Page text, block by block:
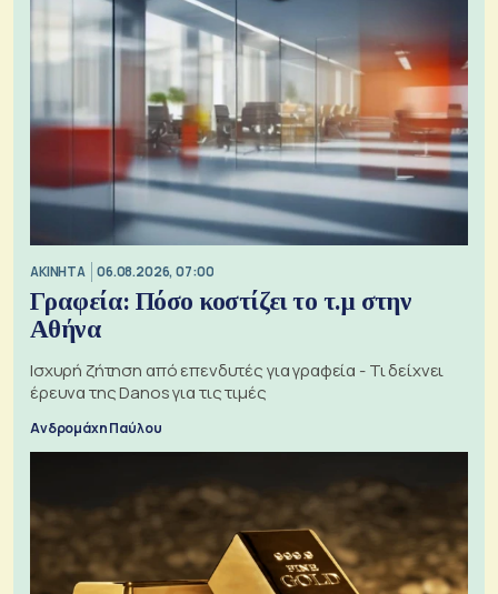
ΑΚΙΝΗΤΑ 06.08.2026, 07:00
Γραφεία: Πόσο κοστίζει το τ.μ στην
Αθήνα
Ισχυρή ζήτηση από επενδυτές για γραφεία - Τι δείχνει
έρευνα της Danos για τις τιμές
Ανδρομάχη Παύλου